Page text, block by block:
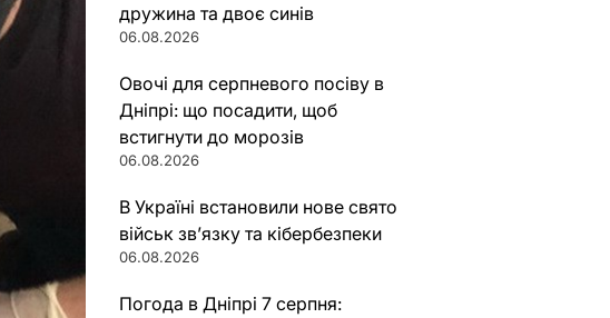
дружина та двоє синів
06.08.2026
Овочі для серпневого посіву в
Дніпрі: що посадити, щоб
встигнути до морозів
06.08.2026
В Україні встановили нове свято
військ зв’язку та кібербезпеки
06.08.2026
Погода в Дніпрі 7 серпня: